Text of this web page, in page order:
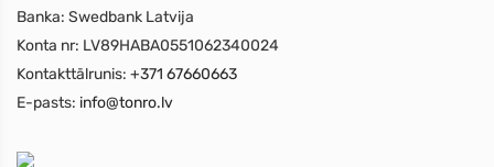
Banka: Swedbank Latvija
Konta nr: LV89HABA0551062340024
Kontakttālrunis: +371 67660663
E-pasts: info@tonro.lv